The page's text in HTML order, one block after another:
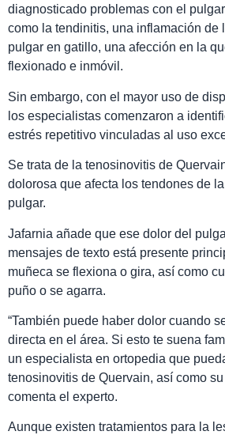
diagnosticado problemas con el
como la tendinitis, una inflamación de
pulgar en gatillo, una afección en la
flexionado e inmóvil.
Sin embargo, con el mayor uso de
los especialistas comenzaron a
estrés repetitivo vinculadas al uso
Se trata de la tenosinovitis de
dolorosa que afecta los tendones de
pulgar.
Jafarnia añade que ese dolor del
mensajes de texto está presente
muñeca se flexiona o gira, así como
puño o se agarra.
“También puede haber dolor cuando
directa en el área. Si esto te suena
un especialista en ortopedia que
tenosinovitis de Quervain, así como
comenta el experto.
Aunque existen tratamientos para la